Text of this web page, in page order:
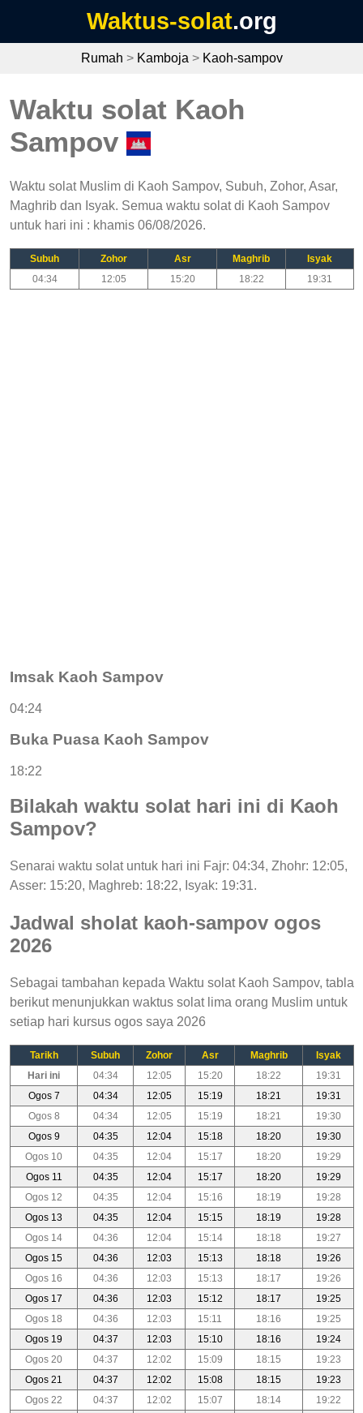
Waktus-solat.org
Rumah > Kamboja > Kaoh-sampov
Waktu solat Kaoh
Sampov
Waktu solat Muslim di Kaoh Sampov, Subuh, Zohor, Asar,
Maghrib dan Isyak. Semua waktu solat di Kaoh Sampov
untuk hari ini : khamis 06/08/2026.
Subuh Zohor Asr Maghrib
Isyak
04:34
12:05 15:20 18:22 19:31
Imsak Kaoh Sampov
04:24
Buka Puasa Kaoh Sampov
18:22
Bilakah waktu solat hari ini di Kaoh
Sampov?
Senarai waktu solat untuk hari ini Fajr: 04:34, Zhohr: 12:05,
Asser: 15:20, Maghreb: 18:22, Isyak: 19:31.
Jadwal sholat kaoh-sampov ogos
2026
Sebagai tambahan kepada Waktu solat Kaoh Sampov, tabla
berikut menunjukkan waktus solat lima orang Muslim untuk
setiap hari kursus ogos saya 2026
Tarikh Subuh Zohor Asr Maghrib
Isyak
Hari ini
04:34 12:05 15:20 18:22
19:31
Ogos 7
04:34 12:05 15:19 18:21
19:31
Ogos 8
04:34 12:05 15:19 18:21
19:30
Ogos 9
04:35 12:04 15:18 18:20
19:30
Ogos 10
04:35 12:04 15:17 18:20
19:29
Ogos 11
04:35 12:04 15:17 18:20
19:29
Ogos 12
04:35 12:04 15:16 18:19
19:28
Ogos 13
04:35 12:04 15:15 18:19
19:28
Ogos 14
04:36 12:04 15:14 18:18
19:27
Ogos 15
04:36 12:03 15:13 18:18
19:26
Ogos 16
04:36 12:03 15:13 18:17
19:26
Ogos 17
04:36 12:03 15:12 18:17
19:25
Ogos 18
04:36 12:03 15:11 18:16
19:25
Ogos 19
04:37 12:03 15:10 18:16
19:24
Ogos 20
04:37 12:02 15:09 18:15
19:23
Ogos 21
04:37 12:02 15:08 18:15
19:23
Ogos 22
04:37 12:02 15:07 18:14
19:22